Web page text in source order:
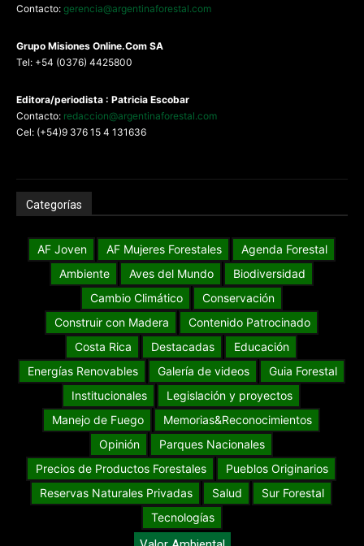
Contacto: gerencia@argentinaforestal.com
Grupo Misiones Online.Com SA
Tel: +54 (0376) 4425800
Editora/periodista : Patricia Escobar
Contacto: redaccion@argentinaforestal.com
Cel: (+54)9 376 15 4 131636
Categorías
AF Joven AF Mujeres Forestales
Agenda Forestal
Ambiente
Aves del Mundo
Biodiversidad
Cambio Climático
Conservación
Construir con Madera
Contenido Patrocinado
Costa Rica
Destacadas
Educación
Energías Renovables
Galería de videos
Guia Forestal
Institucionales
Legislación y proyectos
Manejo de Fuego
Memorias&Reconocimientos
Opinión
Parques Nacionales
Precios de Productos Forestales
Pueblos Originarios
Reservas Naturales Privadas
Salud
Sur Forestal
Tecnologías